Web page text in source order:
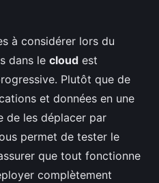
à considérer lors du
dans le cloud est
Plutôt que de
et données en une
de les déplacer par
permet de tester le
que tout fonctionne
complètement